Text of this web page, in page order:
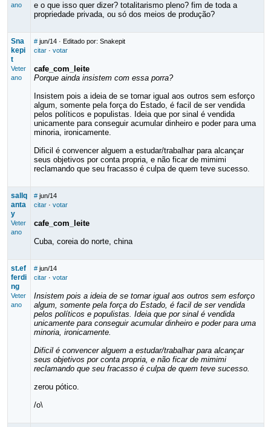
ano
e o que isso quer dizer? totalitarismo pleno? fim de toda a
propriedade privada, ou só dos meios de produção?
Sna
kepi
t
Veter
ano
# jun/14· Editado por: Snakepit
citar· votar
cafe_com_leite
Porque ainda insistem com essa porra?
Insistem pois a ideia de se tornar igual aos outros sem esforço
algum, somente pela força do Estado, é facil de ser vendida
pelos políticos e populistas. Ideia que por sinal é vendida
unicamente para conseguir acumular dinheiro e poder para uma
minoria, ironicamente.
Dificil é convencer alguem a estudar/trabalhar para alcançar
seus objetivos por conta propria, e não ficar de mimimi
reclamando que seu fracasso é culpa de quem teve sucesso.
sallq
anta
y
Veter
ano
# jun/14
citar· votar
cafe_com_leite
Cuba, coreia do norte, china
st.ef
ferdi
ng
Veter
ano
# jun/14
citar· votar
Insistem pois a ideia de se tornar igual aos outros sem esforço
algum, somente pela força do Estado, é facil de ser vendida
pelos políticos e populistas. Ideia que por sinal é vendida
unicamente para conseguir acumular dinheiro e poder para uma
minoria, ironicamente.
Dificil é convencer alguem a estudar/trabalhar para alcançar
seus objetivos por conta propria, e não ficar de mimimi
reclamando que seu fracasso é culpa de quem teve sucesso.
zerou pótico.
/o\